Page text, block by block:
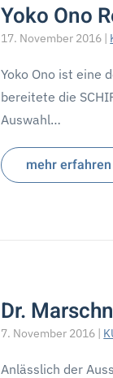
Yoko Ono
17. November 2016 |
Yoko Ono ist eine
berei­tete die
Auswahl…
mehr erfahren
Dr.
7. November 2016 |
Anlässlich der